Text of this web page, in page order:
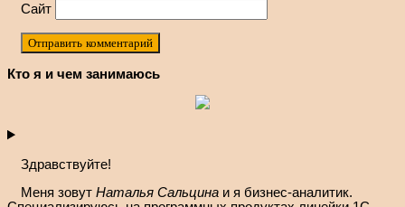
Сайт
Кто я и чем занимаюсь
Здравствуйте!
Меня зовут Наталья Сальцина и я бизнес-аналитик.